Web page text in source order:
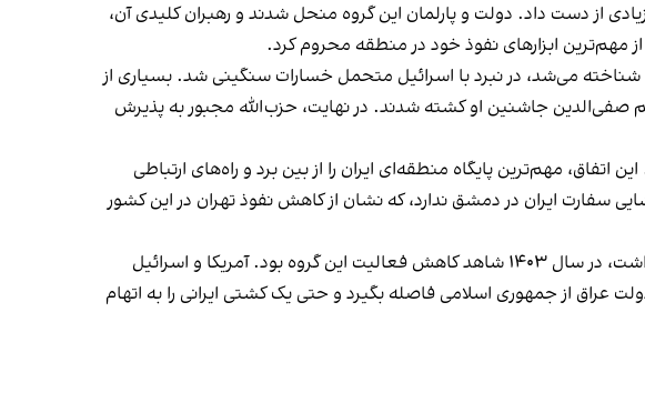
از دست داد. دولت و پارلمان این گروه منحل شدند و رهبران کلیدی آن،
ابزارهای نفوذ خود در منطقه محروم کرد.
می‌شد، در نبرد با اسرائیل متحمل خسارات سنگینی شد. بسیاری از
صفی‌الدین جاشنین او کشته شدند. در نهایت، حزب‌الله مجبور به پذیرش
در سال ۱۴۰۳، سقوط بشار اسد بود. این اتفاق، مهم‌ترین پایگاه منطقه‌ای ایران را از بین برد و راه‌های ارتباطی
سفارت ایران در دمشق ندارد، که نشان از کاهش نفوذ تهران در این کشور
جمهوری اسلامی که از طریق حشد الشعبی در عراق نفوذ گسترده‌ای داشت، در سال ۱۴۰۳ شاهد کاهش فعالیت این گروه بود. آمریکا و اسرائیل
عراق از جمهوری اسلامی فاصله بگیرد و حتی یک کشتی ایرانی را به اتهام